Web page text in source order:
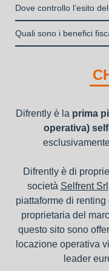
dei beni e con
Il contratto di
operativa di beni mobili
della
Dove controllo l’esito
Una volta fatto login
Quali sono i benefici
nel bilancio, poiché i
canoni di noleggio
Difrently è la prima
operativa)
Difrently è di
società Selfrent Srl
piattaforme di
proprietaria del
questo sito sono
locazione operativa
leader